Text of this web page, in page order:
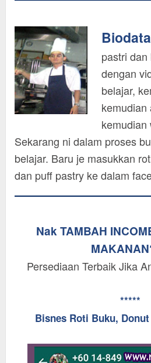
pastri
dengan
belajar,
kemudian
kemudian
Sekarang ni dalam proses
belajar. Baru je masukkan
dan puff pastry ke dalam
Nak TAMBAH
Persediaan Terbaik Jika
*****
Bisnes Roti Buku,